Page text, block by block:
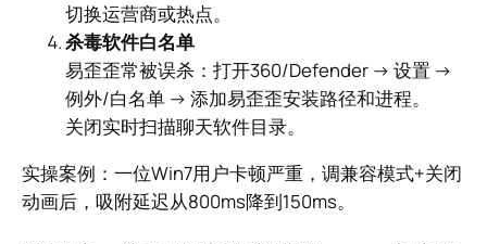
切换运营商或热点。
杀毒软件白名单
易歪歪常被误杀：打开360/Defender → 设置 →
例外/白名单 → 添加易歪歪安装路径和进程。
关闭实时扫描聊天软件目录。
实操案例：一位Win7用户卡顿严重，调兼容模式+关闭
动画后，吸附延迟从800ms降到150ms。